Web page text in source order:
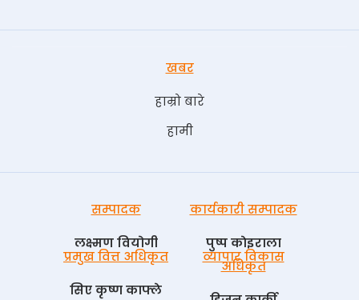
खबर
हाम्रो बारे
हामी
सम्पादक
लक्ष्मण वियोगी
कार्यकारी सम्पादक
पुष्प काेइराला
प्रमुख वित्त अधिकृत
सिए कृष्ण काफ्ले
व्यापार विकास
अधिकृत